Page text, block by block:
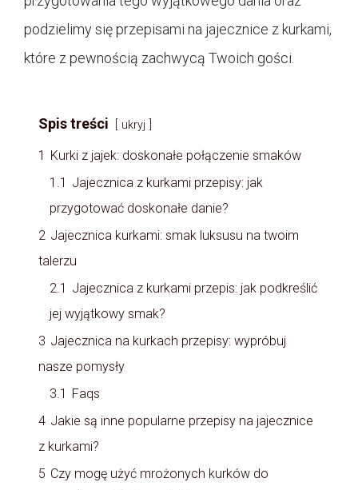
podzielimy się przepisami na jajecznice z kurkami,
które z pewnością zachwycą Twoich gości.
Spis treści ukryj
1 Kurki z jajek: doskonałe połączenie smaków
1.1 Jajecznica z kurkami przepisy: jak
przygotować doskonałe danie?
2 Jajecznica kurkami: smak luksusu na twoim
talerzu
2.1 Jajecznica z kurkami przepis: jak podkreślić
jej wyjątkowy smak?
3 Jajecznica na kurkach przepisy: wypróbuj
nasze pomysły
3.1 Faqs
4 Jakie są inne popularne przepisy na jajecznice
z kurkami?
5 Czy mogę użyć mrożonych kurków do